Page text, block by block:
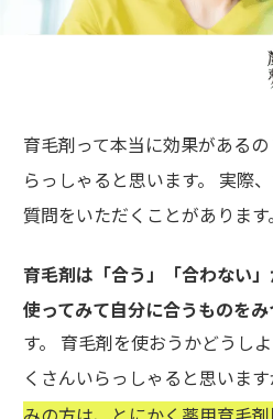
育毛剤って本当に効果がある
らっしゃると思います。 実際
質問をいただくことがあります。
育毛剤は「合う」「合わない
使ってみて自分に合うものを
す。 育毛剤を使おうかどうし
くさんいらっしゃると思います